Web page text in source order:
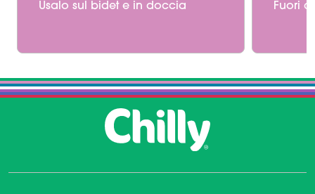
Usalo sul bidet e in doccia Fuori